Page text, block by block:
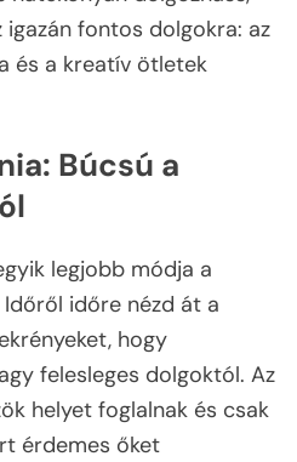
fontos dolgokra: az
és a kreatív ötletek
Búcsú a
legjobb módja a
időre nézd át a
hogy
felesleges dolgoktól. Az
helyet foglalnak és csak
érdemes őket